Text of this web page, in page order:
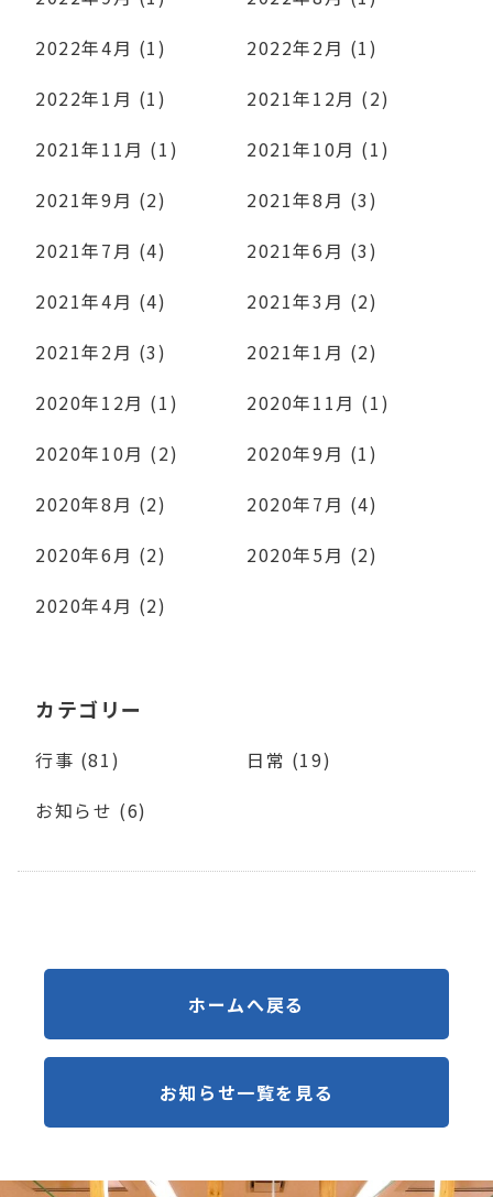
2022年4月 (1)
2022年2月 (1)
2022年1月 (1)
2021年12月 (2)
2021年11月 (1)
2021年10月 (1)
2021年9月 (2)
2021年8月 (3)
2021年7月 (4)
2021年6月 (3)
2021年4月 (4)
2021年3月 (2)
2021年2月 (3)
2021年1月 (2)
2020年12月 (1)
2020年11月 (1)
2020年10月 (2)
2020年9月 (1)
2020年8月 (2)
2020年7月 (4)
2020年6月 (2)
2020年5月 (2)
2020年4月 (2)
カテゴリー
行事 (81)
日常 (19)
お知らせ (6)
ホームへ戻る
お知らせ一覧を見る